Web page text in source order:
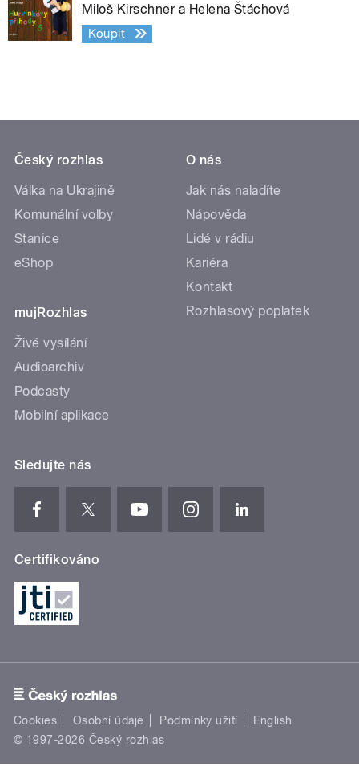
Miloš Kirschner a Helena Štáchová
Koupit
Český rozhlas
Válka na Ukrajině
Komunální volby
Stanice
eShop
mujRozhlas
Živé vysílání
Audioarchiv
Podcasty
Mobilní aplikace
O nás
Jak nás naladíte
Nápověda
Lidé v rádiu
Kariéra
Kontakt
Rozhlasový poplatek
Sledujte nás
Certifikováno
Cookies Osobní údaje Podmínky užití
English
© 1997-2026 Český rozhlas